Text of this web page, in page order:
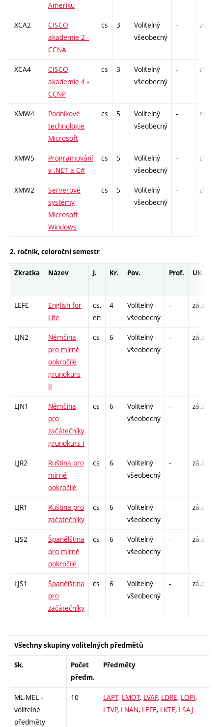
Ameriku
XCA2
CISCO
akademie 2 -
CCNA
cs 3
Volitelný
všeobecný
- zk
XCA4
CISCO
akademie 4 -
CCNP
cs 3
Volitelný
všeobecný
- zk
XMW4
Podnikové
technologie
Microsoft
cs 5
Volitelný
všeobecný
- zk
XMW5
Programování
v .NET a C#
cs 5
Volitelný
všeobecný
- zk
XMW2
Serverové
systémy
Microsoft
Windows
cs 5
Volitelný
všeobecný
- zk
2. ročník, celoroční semestr
Zkratka Název J. Kr. Pov. Prof. Uk.
LEFE
English for
Life
cs,
en
4
Volitelný
všeobecný
- zá,zk
LJN2
Němčina
pro mírně
pokročilé
grundkurs
II
cs 6
Volitelný
všeobecný
- zá,zk
LJN1
Němčina
pro
začátečníky
grundkurs I
cs 6
Volitelný
všeobecný
- zá,zk
LJR2
Ruština pro
mírně
pokročilé
cs 6
Volitelný
všeobecný
- zá,zk
LJR1
Ruština pro
začátečníky
cs 6
Volitelný
všeobecný
- zá,zk
LJS2
Španělština
pro mírně
pokročilé
cs 6
Volitelný
všeobecný
- zá,zk
LJS1
Španělština
pro
začátečníky
cs 6
Volitelný
všeobecný
- zá,zk
Všechny skupiny volitelných předmětů
Sk.
Počet
předm.
Předměty
ML-MEL -
volitelné
předměty
10 LAPT, LMOT, LVAF, LDRE, LOPI,
LTVP, LNAN, LEFE, LKTE, LSAJ